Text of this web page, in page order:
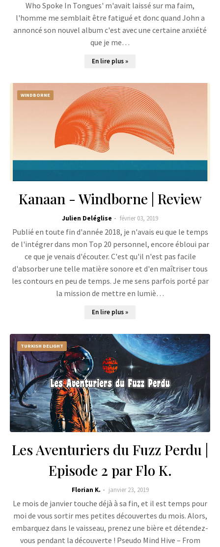
Who Spoke In Tongues' m'avait laissé sur ma faim,
l'homme me semblait être fatigué et donc quand John a
annoncé son nouvel album c'est avec une certaine anxiété
que je me…
En lire plus »
WINDBORNE
Kanaan - Windborne | Review
Julien Deléglise février 03, 2019
Publié en toute fin d'année 2018, je n'avais eu que le temps
de l'intégrer dans mon Top 20 personnel, encore ébloui par
ce que je venais d'écouter. C'est qu'il n'est pas facile
d'absorber une telle matière sonore et d'en maîtriser tous
les contours en peu de temps. Je me sens parfois porté par
la mission de mettre en lumiè…
En lire plus »
TURKISH DELIGHT
Les Aventuriers du Fuzz Perdu |
Episode 2 par Flo K.
Florian K. janvier 23, 2019
Le mois de janvier touche déjà à sa fin, et il est temps pour
moi de vous sortir mes petites découvertes du mois. Alors,
embarquez dans le vaisseau, prenez une bière et détendez-
vous pendant la découverte ! Pseudo Mind Hive – From